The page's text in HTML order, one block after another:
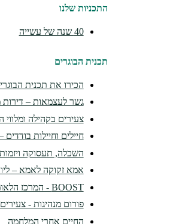
התכניות שלנו
40 שנה של עשייה
תכנית הבוגרים
הכירו את תכנית
גשר לעצמאות –
צעירים בקהילה ומלווי
חיילים וחיילות
השכלה, תעסוקה ויזמות
אמא זקוקה לאמא –
BOOST - המרכז הלאומי לזכויות, הזדמנויות ועצמאות
פורום מנהיגות -
החיים אחרי המלחמה